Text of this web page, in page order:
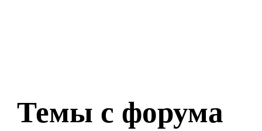
Темы с форума